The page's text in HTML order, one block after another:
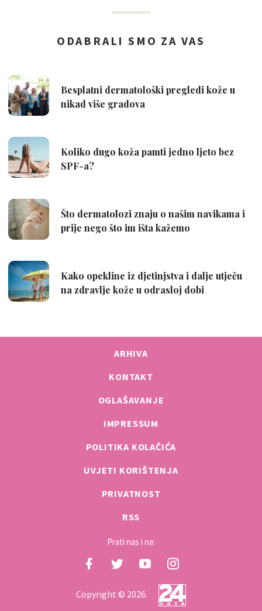
ARHIVA
KONTAKT
OGLAŠAVANJE
IMPRESSUM
POLITIKA KOLAČIĆA
UVJETI KORIŠTENJA
PRIVATNOST
RSS
Prati nas i na:
Copyright © 2026.